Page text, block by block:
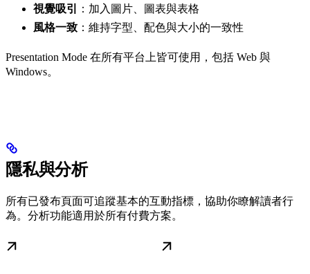
視覺吸引
：加入圖片、圖表與表格
風格一致 ：維持字型、配色與大小的一致性
Presentation Mode 在所有平台上皆可使用，包括 Web 與
Windows。
隱私與分析
所有已發布頁面可追蹤基本的互動指標，協助你瞭解讀者行
為。分析功能適用於所有付費方案。